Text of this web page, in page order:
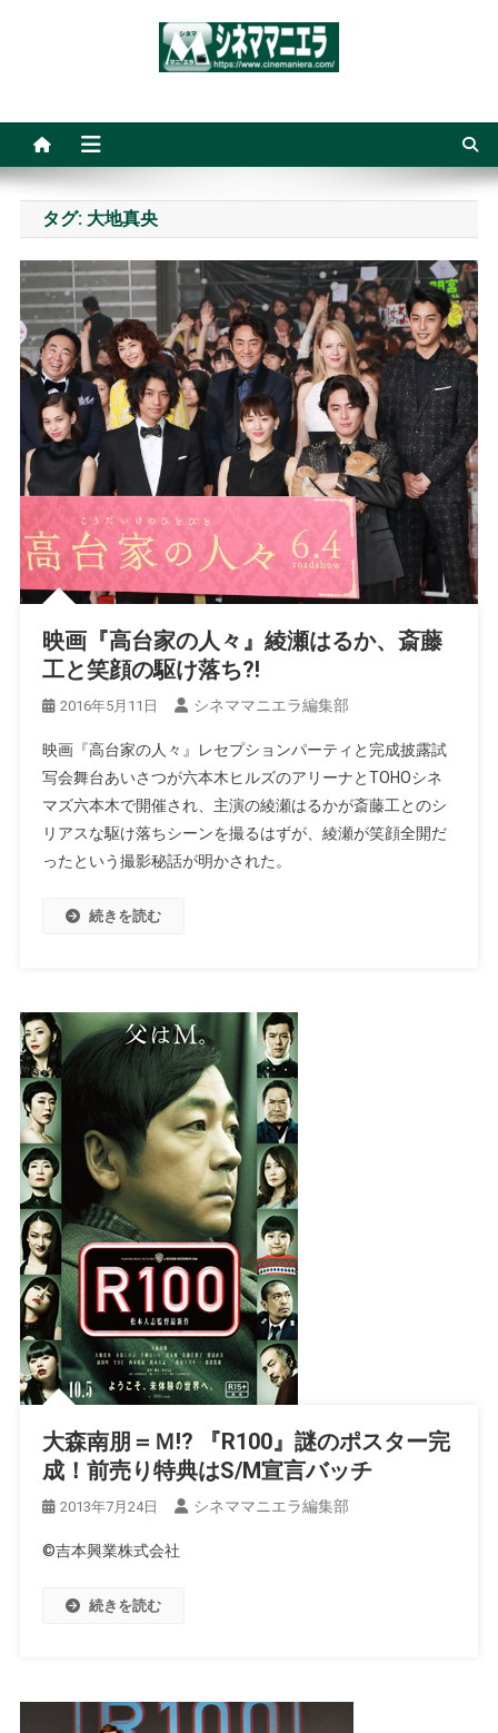
タグ: 大地真央
映画『高台家の人々』綾瀬はるか、斎藤
工と笑顔の駆け落ち?!
2016年5月11日 シネママニエラ編集部
映画『高台家の人々』レセプションパーティと完成披露試
写会舞台あいさつが六本木ヒルズのアリーナとTOHOシネ
マズ六本木で開催され、主演の綾瀬はるかが斎藤工とのシ
リアスな駆け落ちシーンを撮るはずが、綾瀬が笑顔全開だ
ったという撮影秘話が明かされた。
続きを読む
大森南朋＝Ｍ!? 『R100』謎のポスター完
成！前売り特典はS/M宣言バッチ
2013年7月24日 シネママニエラ編集部
©吉本興業株式会社
続きを読む